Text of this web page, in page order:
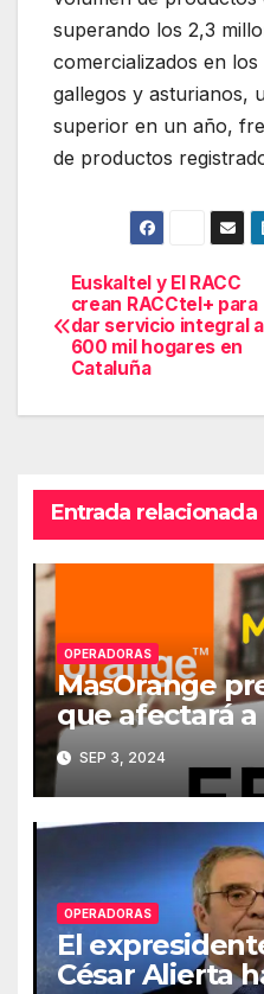
superando los 2,3
comercializados en
gallegos y asturianos,
superior en un año,
de productos
Navegación
de
Euskaltel y El RACC
crean RACCtel+ para
dar servicio integral a
600 mil hogares en
Cataluña
Entrada relacionada
OPERADORAS
MasOrange
que afectará
empleados
SEP 3, 2024
OPERADORAS
El
César Alierta